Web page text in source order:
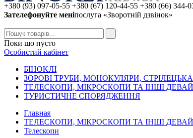
+380 (93) 097-05-55 +380 (67) 120-44-55 +380 (66) 344-
Зателефонуйте меніпослуга «Зворотній дзвінок»
Поки що пусто
Особистий кабінет
БIHOKЛI
ЗОРОВІ ТРУБИ, МОНОКУЛЯРИ,
ТЕЛЕСКОПИ, МІКРОСКОПИ ТА ІНШІ
ТУРИСТИЧНЕ СПОРЯДЖЕННЯ
Главная
ТЕЛЕСКОПИ, МІКРОСКОПИ ТА ІНШІ
Телескопи